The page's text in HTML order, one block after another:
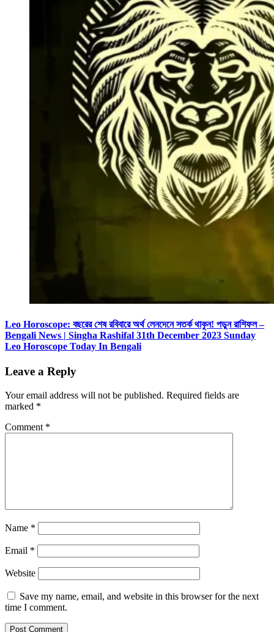
Leo Horoscope: বছরের শেষ রবিবারে অর্থ লেনদেনে সতর্ক থাকুন! পড়ুন রাশিফল –
Bengali News | Singha Rashifal 31th December 2023 Sunday
Leo Horoscope Today In Bengali
Leave a Reply
Your email address will not be published. Required fields are
marked *
Comment *
Name *
Email *
Website
Save my name, email, and website in this browser for the next
time I comment.